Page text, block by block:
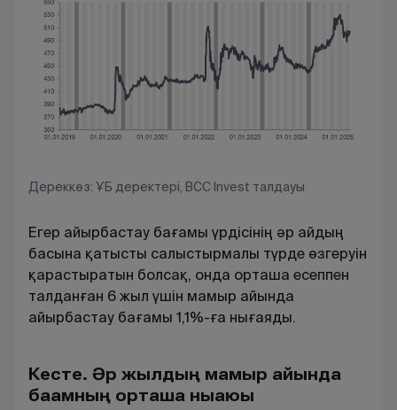
Дереккөз: ҰБ деректері, BCC Invest талдауы
Егер айырбастау бағамы үрдісінің әр айдың
басына қатысты салыстырмалы түрде өзгеруін
қарастыратын болсақ, онда орташа есеппен
талданған 6 жыл үшін мамыр айында
айырбастау бағамы 1,1%-ға нығаяды.
Кесте. Әр жылдың мамыр айында
бағамның орташа нығаюы